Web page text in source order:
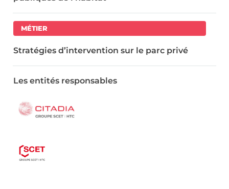
MÉTIER
Stratégies d’intervention sur le parc privé
Les entités responsables